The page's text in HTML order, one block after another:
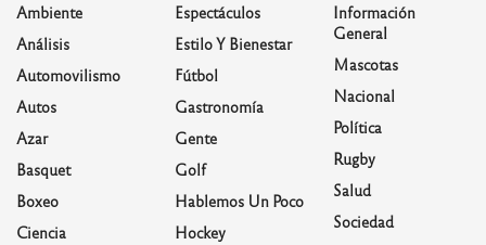
Ambiente
Análisis
Automovilismo
Autos
Azar
Basquet
Boxeo
Ciencia
Espectáculos
Estilo Y Bienestar
Fútbol
Gastronomía
Gente
Golf
Hablemos Un Poco
Hockey
Información
General
Mascotas
Nacional
Política
Rugby
Salud
Sociedad